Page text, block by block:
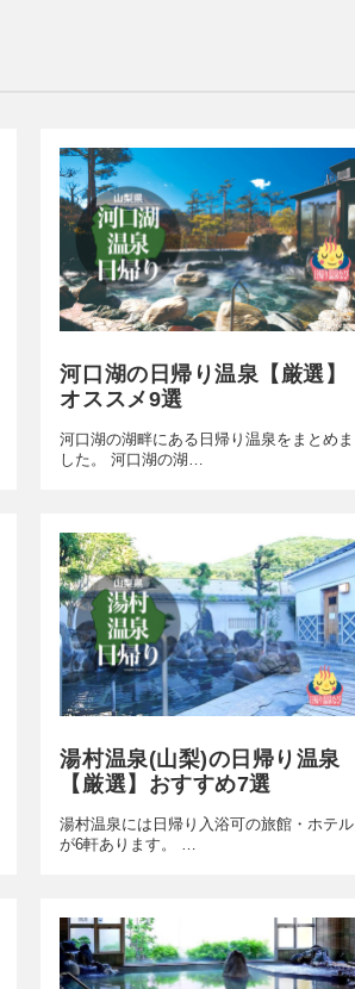
河口湖の日帰り温泉【厳選】
オススメ9選
河口湖の湖畔にある日帰り温泉をまとめま
した。 河口湖の湖…
湯村温泉(山梨)の日帰り温泉
【厳選】おすすめ7選
湯村温泉には日帰り入浴可の旅館・ホテル
が6軒あります。 …